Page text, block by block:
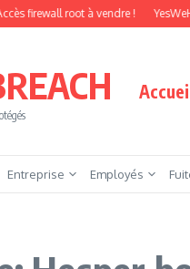
root à vendre ! YesWeHack
Entreprise Employés